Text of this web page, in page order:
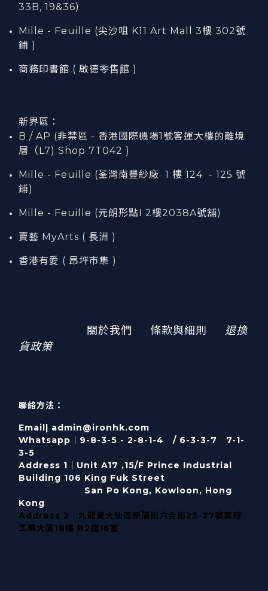
33B, 19&36)
Mille - Feuille (尖沙咀 K11 Art Mall 3樓 302號
鋪 )
商務印書館 ( 啟德零售館 )
新界區：
B / AP (非禁區 - 香港國際機場1號客運大樓的離境
層（L7) Shop 7T042 )
Mille - Feuille (荃灣南豐紗廠 1 樓 124 - 125 號
鋪)
Mille - Feuille (元朗形點I 2樓2038A號舖)
賣藝 MyArts ( 長洲 )
香港有愛 ( 昂坪市集 )
關於我們 條款與細則
退換
貨政策
聯絡方法：
Email| admin@ironhk.com
Whatsapp｜9-8-3-5 - 2-8-1-4 / 6-3-3-7 7-1-
3-5
Address 1｜ Unit A17 ,15/F Prince Industrial
Building 106 King Fuk Street
San Po Kong, Kowloon, Hong
Kong
Address 2｜九龍黃大仙區新蒲崗六合街25-27號嘉時
工業大廈18樓 B2座16室